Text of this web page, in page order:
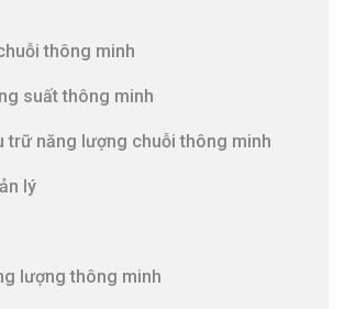
thông minh
suất thông minh
trữ năng lượng chuỗi thông minh
lý
lượng thông minh